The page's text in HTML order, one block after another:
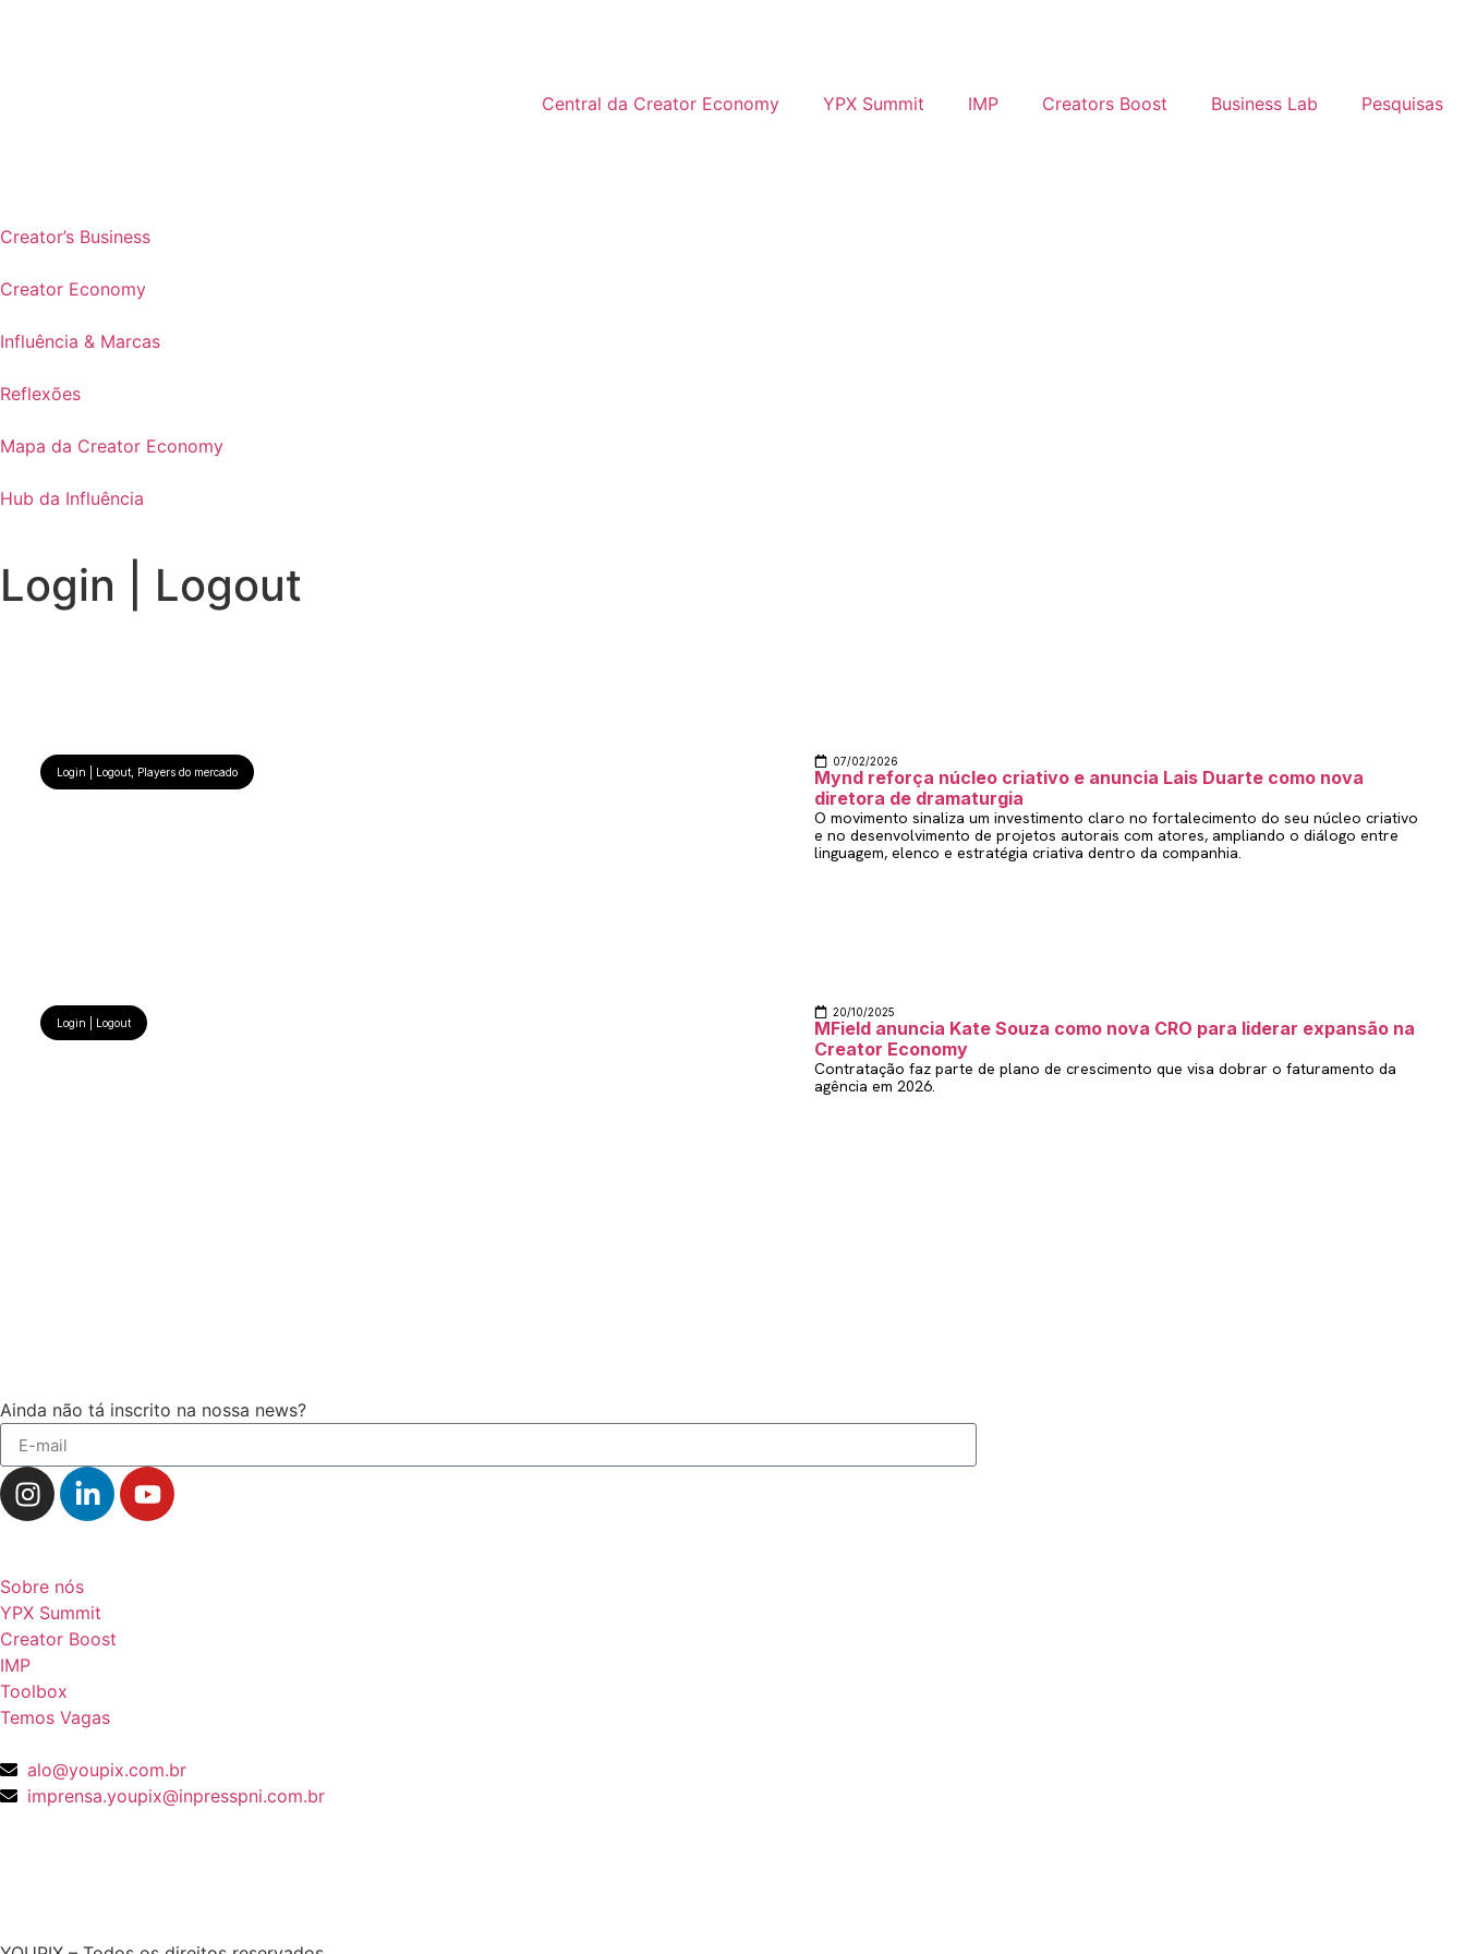
Central da Creator Economy YPX Summit IMP Creators Boost Business Lab Pesquisas
Creator’s Business
Creator Economy
Influência & Marcas
Reflexões
Mapa da Creator Economy
Hub da Influência
Login | Logout
Login | Logout Players do mercado
07/02/2026
Mynd reforça núcleo criativo e anuncia Lais Duarte como nova
diretora de dramaturgia
O movimento sinaliza um investimento claro no fortalecimento do seu núcleo criativo
e no desenvolvimento de projetos autorais com atores, ampliando o diálogo entre
linguagem, elenco e estratégia criativa dentro da companhia.
Login | Logout
20/10/2025
MField anuncia Kate Souza como nova CRO para liderar expansão na
Creator Economy
Contratação faz parte de plano de crescimento que visa dobrar o faturamento da
agência em 2026.
Ainda não tá inscrito na nossa news?
Sobre nós
YPX Summit
Creator Boost
IMP
Toolbox
Temos Vagas
alo@youpix.com.br
imprensa.youpix@inpresspni.com.br